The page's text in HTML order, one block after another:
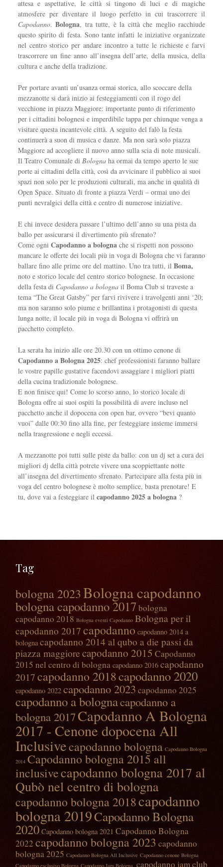
attesa e aspettative, le città si tingono di luci e di magiche
atmosfere per diventare il luogo perfetto in cui trascorrere il
Capodanno.Bologna, tra tutte, è la città che meglio racchiude
questo spirito di festa. Sono tante infatti le iniziative organizzate
nel centro storico per andare incontro a tutte le richieste e farvi
trascorrere un fine anno all’insegna dell’arte, della musica, della
cultura e anche della tradizione.
Per portare avanti un’usanza ormai storica, allo scoccare della
mezzanotte si darà inizio ai festeggiamenti con il rogo del
vecchione in piazza Maggiore: importante punto di riferimento
per i cittadini bolognesi e imperdibile tappa per chiunque venga a
visitare questa incantevole città. A seguito del falò la festa
continuerà a suon di musica e danze. Ma non sarà solo piazza
Maggiore ad accogliere il nuovo anno sulla scia di note musicali.
Il Teatro Comunale di Bolognaha ormai da tempo aperto le sue
porte ai cittadini della città, così da avvicinare il pubblico ai suoi
spazi non solo per le produzioni culturali, ma anche in qualità di
Open Space. Situato di fronte a piazza Verdi – ormai uno dei
punti nevralgici della città e centro di numerose iniziative.
E chi invece desidera passare l’ultimo dell’anno su una pista da
ballo per assicurarsi il divertimento più sfrenato?
Come ogni Capodanno a bolognache si rispetti non possono
mancare le offerte dei locali più in voga di Bologna che vi faranno
ballare fino alle prime ore del mattino. Uno tra tutti, il Boma,
noto e storico locale del centro storico bolognese. In occasione
della festa di Capodanno a bologna il Boma Club si traveste a
tema “The Great Gatsby” per farvi rivivere i travolgenti anni ‘20;
ma non saranno solo piume e brillantina i protagonisti di questa
lunga notte, il locale più in voga di Bologna vi offrirà un
pacchetto completo.
La serata ha inizio alle ore 20.30 con un ottimo cenone di
Capodanno a Bologna 2025: chef professionisti faranno ballare
le vostre papille gustative facendovi assaggiare i migliori piatti
della cucina tradizionale bolognese.
E non finisce qui! Come lo scorso anno, lo storico locale di
Bologna offre ai suoi ospiti la possibilità di avere incluso nel
pacchetto anche il dopocena con open bar, ovvero “bevi quanto
vuoi” dalle 00:30 fino alla fine, per festeggiare insieme immersi
nella trasgressione e negli eccessi.
A mezzanotte poi tutti sulle piste da ballo: con un dj set a cura dei
migliori dj della città potrete vivere una scoppiettante notte
all’insegna del divertimento sfrenato. Partecipare alla festa più in
voga del centro bolognese è molto semplice, basta prenotare! E
tu, dove vai a festeggiare il capodanno 2025 a bologna ?
Tag
bologna 2023Bologna capodanno
bologna capodanno 2017 bologna
capodanno 2018 Bologna eventi Capodanno Bologna per il
capodanno 2017capodanno capodanno 2014 a
bologna capodanno 2014 al qubo a die passi da
piazza maggiorecapodanno 2015 Capodanno
2015 nel centro di bologna capodanno 2016 capodanno
2017capodanno 2018capodanno 2020
capodanno 2022 capodanno 2023 capodanno 2025
capodanno a bolognacapodanno a
bologna 2017Capodanno A Bologna
2017 - Cenone dopocena All
Inclusive‎capodanno bologna Capodanno Bologna
2014 Capodanno bologna 2015 all
inclusivecapodanno bologna 2017 al
Qubò nel centro di bologna
capodanno bologna 2018capodanno
bologna 2019Capodanno Bologna
2020 Capodanno bologna 2021 Capodanno Bologna
2022 capodanno bologna 2023 capodanno
bologna 2025 Capodanno Bologna All Inclusive Capodanno cenone Bologna
Capodanno esclusivo Bologna Capodanno Jam Bologna. capodanno jam club